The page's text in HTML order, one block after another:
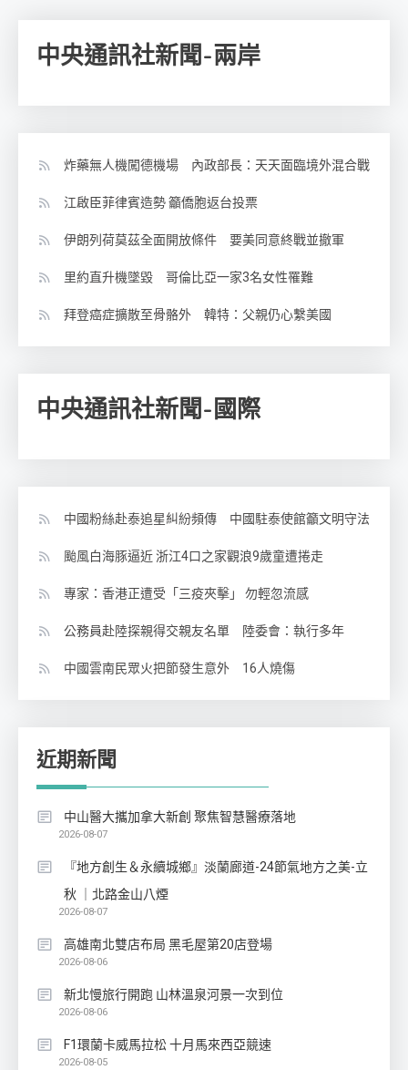
中央通訊社新聞-兩岸
炸藥無人機闖德機場 內政部長：天天面臨境外混合戰
江啟臣菲律賓造勢 籲僑胞返台投票
伊朗列荷莫茲全面開放條件 要美同意終戰並撤軍
里約直升機墜毀 哥倫比亞一家3名女性罹難
拜登癌症擴散至骨骼外 韓特：父親仍心繫美國
中央通訊社新聞-國際
中國粉絲赴泰追星糾紛頻傳 中國駐泰使館籲文明守法
颱風白海豚逼近 浙江4口之家觀浪9歲童遭捲走
專家：香港正遭受「三疫夾擊」 勿輕忽流感
公務員赴陸探親得交親友名單 陸委會：執行多年
中國雲南民眾火把節發生意外 16人燒傷
近期新聞
中山醫大攜加拿大新創 聚焦智慧醫療落地
2026-08-07
『地方創生＆永續城鄉』淡蘭廊道-24節氣地方之美-立
秋 ｜北路金山八煙
2026-08-07
高雄南北雙店布局 黑毛屋第20店登場
2026-08-06
新北慢旅行開跑 山林溫泉河景一次到位
2026-08-06
F1環蘭卡威馬拉松 十月馬來西亞競速
2026-08-05